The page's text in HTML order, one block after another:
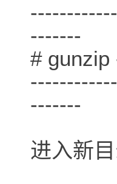
-------
# gunzip
-------
进入新